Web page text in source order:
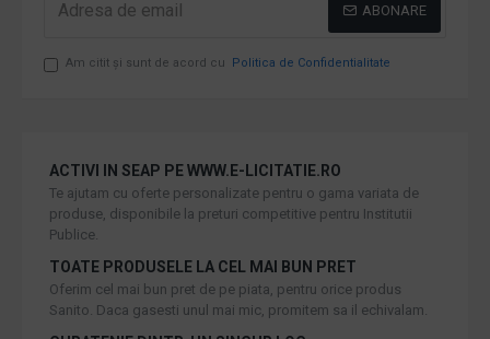
ABONARE
Am citit şi sunt de acord cu Politica de Confidentialitate
ACTIVI IN SEAP PE WWW.E-LICITATIE.RO
Te ajutam cu oferte personalizate pentru o gama variata de
produse, disponibile la preturi competitive pentru Institutii
Publice.
TOATE PRODUSELE LA CEL MAI BUN PRET
Oferim cel mai bun pret de pe piata, pentru orice produs
Sanito. Daca gasesti unul mai mic, promitem sa il echivalam.